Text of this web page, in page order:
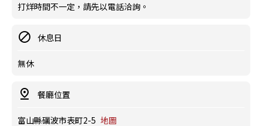
打烊時間不一定，請先以電話洽詢。
休息日
無休
餐廳位置
富山縣礪波市表町2-5 地圖